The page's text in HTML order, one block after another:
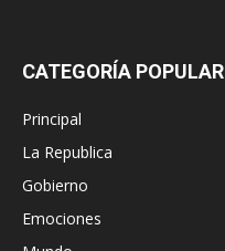
CATEGORÍA POPULAR
Principal
La Republica
Gobierno
Emociones